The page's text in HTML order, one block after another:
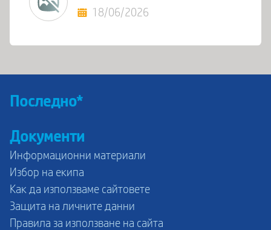
18/06/2026
Последно*
Документи
Информационни материали
Избор на екипа
Как да използваме сайтовете
Защита на личните данни
Правила за използване на сайта